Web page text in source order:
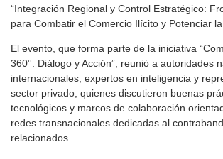
“Integración Regional y Control Estratégico:
para Combatir el Comercio Ilícito y Potenciar la
El evento, que forma parte de la iniciativa
360°: Diálogo y Acción”, reunió a autoridades
internacionales, expertos en inteligencia y
sector privado, quienes discutieron buenas
tecnológicos y marcos de colaboración
redes transnacionales dedicadas al
relacionados.